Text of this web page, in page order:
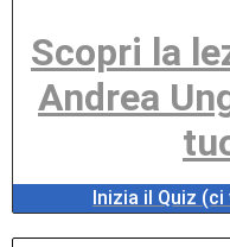
Scopri la
Andrea
Inizia il Quiz